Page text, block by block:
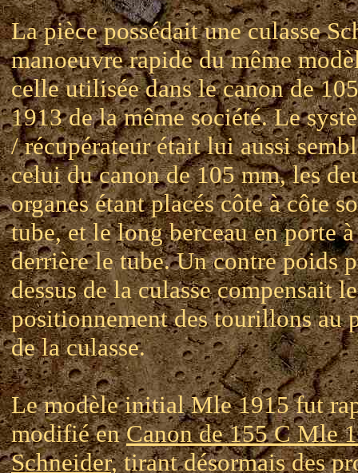
La pièce possédait une culasse
manoeuvre rapide du même
celle utilisée dans le canon de
1913 de la même société. Le
/ récupérateur était lui aussi
celui du canon de 105 mm, les
organes étant placés côte à côte
tube, et le long berceau en porte
derrière le tube. Un contre poids
dessus de la culasse compensait le
positionnement des tourillons au
de la culasse.
Le modèle initial Mle 1915 fut
modifié enCanon de 155 C Mle
Schneider, tirant désormais des